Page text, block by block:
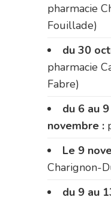
pharmacie
Fouillade)
du 30
pharmacie
Fabre)
du 6 au
novembre :
Le 9
Charignon-
du 9 au